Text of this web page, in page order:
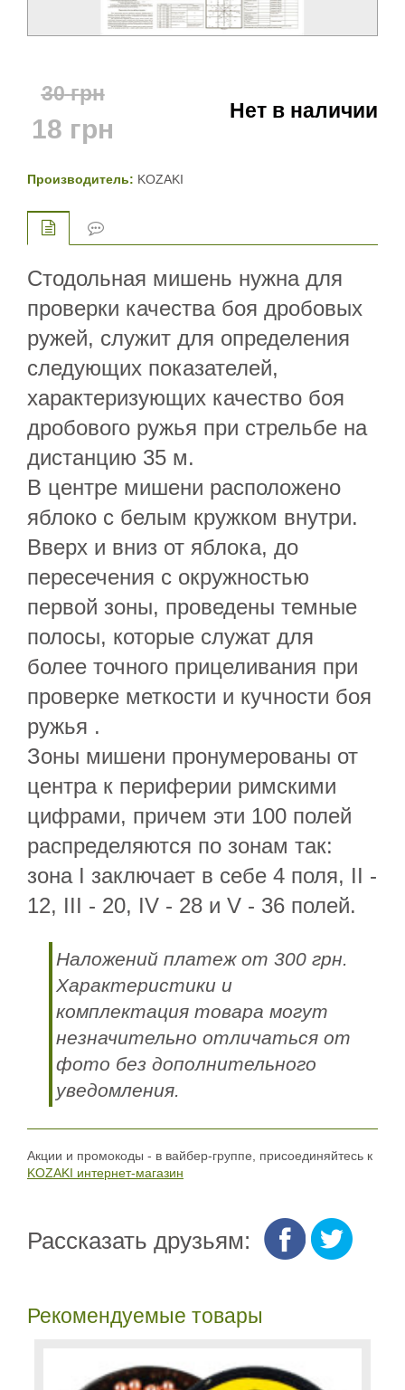
30 грн
18 грн
Нет в наличии
Производитель: KOZAKI
Стодольная мишень нужна для
проверки качества боя дробовых
ружей, служит для определения
следующих показателей,
характеризующих качество боя
дробового ружья при стрельбе на
дистанцию 35 м.
В центре мишени расположено
яблоко с белым кружком внутри.
Вверх и вниз от яблока, до
пересечения с окружностью
первой зоны, проведены темные
полосы, которые служат для
более точного прицеливания при
проверке меткости и кучности боя
ружья .
Зоны мишени пронумерованы от
центра к периферии римскими
цифрами, причем эти 100 полей
распределяются по зонам так:
зона I заключает в себе 4 поля, II -
12, III - 20, IV - 28 и V - 36 полей.
Наложений платеж от 300 грн.
Характеристики и
комплектация товара могут
незначительно отличаться от
фото без дополнительного
уведомления.
Акции и промокоды - в вайбер-группе, присоединяйтесь к
KOZAKI интернет-магазин
Рассказать друзьям:
Рекомендуемые товары